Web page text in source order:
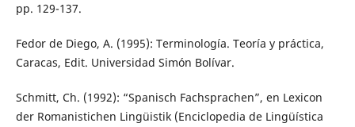
pp. 129-137.
Fedor de Diego, A. (1995): Terminología. Teoría y práctica,
Caracas, Edit. Universidad Simón Bolívar.
Schmitt, Ch. (1992): “Spanisch Fachsprachen”, en Lexicon
der Romanistichen Lingüistik (Enciclopedia de Lingüística